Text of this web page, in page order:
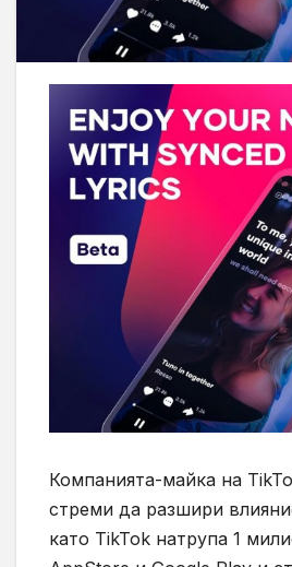
Компанията-майка на
стреми да разшири
като TikTok натрупа 1